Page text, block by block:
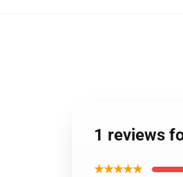
1 reviews
★★★★★